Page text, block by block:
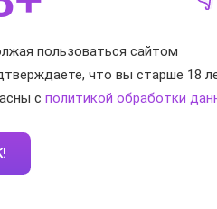
вибрации, управляется с
пользоваться сайтом
что вы старше 18
сполитикой обработки